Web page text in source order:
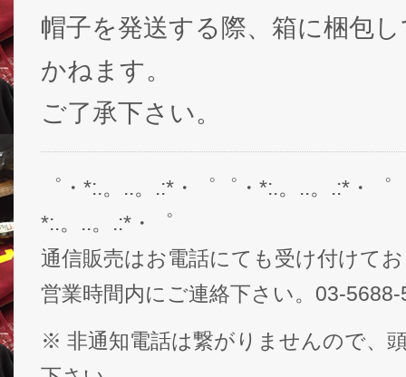
帽子を発送する際、箱に梱包
かねます。
ご了承下さい。
゜・*:.。..。.:*・゜゜・*:.。..。.:*・
*:.。..。.:*・゜
通信販売はお電話にても受け付けて
営業時間内にご連絡下さい。03-5688-
※ 非通知電話は繋がりませんので、